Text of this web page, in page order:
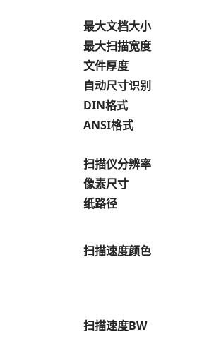
最大文档大小
最大扫描宽度
文件厚度
自动尺寸识别
DIN格式
ANSI格式
扫描仪分辨率
像素尺寸
纸路径
扫描速度颜色
扫描速度BW